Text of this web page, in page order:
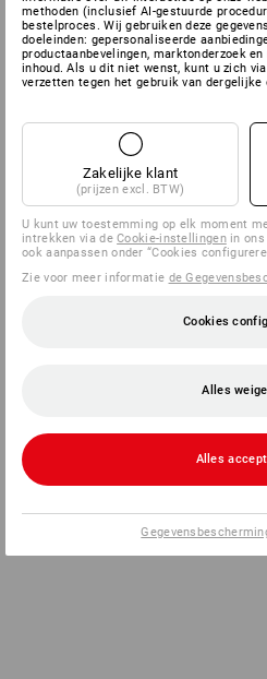
methoden (inclusief AI-gestuurde
bestelproces. Wij gebruiken deze
doeleinden: gepersonaliseerde
productaanbevelingen, marktonderzoek
inhoud. Als u dit niet wenst, kunt u zich
verzetten tegen het gebruik van dergelijke
Zakelijke klant
(prijzen excl. BTW)
U kunt uw toestemming op elk moment
intrekken via deCookie-instellingenin ons
ook aanpassen onder “Cookies
Zie voor meer informatie de
Cookies
Alles
Alles